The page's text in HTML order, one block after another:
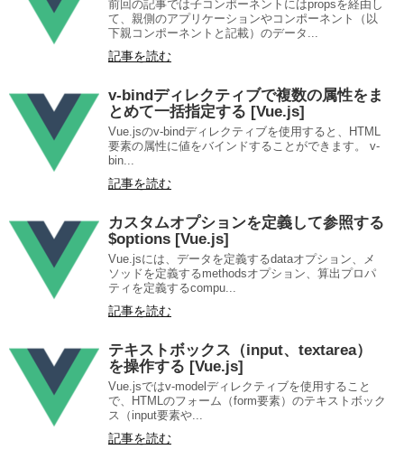
前回の記事では子コンポーネントにはpropsを経由し
て、親側のアプリケーションやコンポーネント（以
下親コンポーネントと記載）のデータ...
記事を読む
v-bindディレクティブで複数の属性をま
とめて一括指定する [Vue.js]
Vue.jsのv-bindディレクティブを使用すると、HTML
要素の属性に値をバインドすることができます。 v-
bin...
記事を読む
カスタムオプションを定義して参照する
$options [Vue.js]
Vue.jsには、データを定義するdataオプション、メ
ソッドを定義するmethodsオプション、算出プロパ
ティを定義するcompu...
記事を読む
テキストボックス（input、textarea）
を操作する [Vue.js]
Vue.jsではv-modelディレクティブを使用すること
で、HTMLのフォーム（form要素）のテキストボック
ス（input要素や...
記事を読む